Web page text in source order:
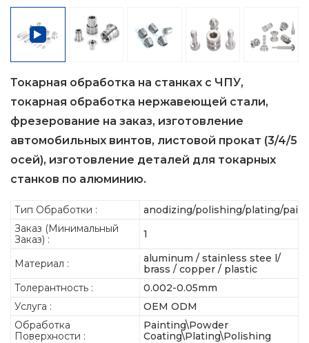
Токарная обработка на станках с ЧПУ,
токарная обработка нержавеющей стали,
фрезерование на заказ, изготовление
автомобильных винтов, листовой прокат (3/4/5
осей), изготовление деталей для токарных
станков по алюминию.
Тип Обработки :
anodizing/polishing/plating/
Заказ (Минимальный
Заказ) :
1
Материал :
aluminum / stainless stee l/
brass / copper / plastic
Толерантность :
0.002-0.05mm
Услуга :
OEM ODM
Обработка
Поверхности :
Painting\Powder
Coating\Plating\Polishing